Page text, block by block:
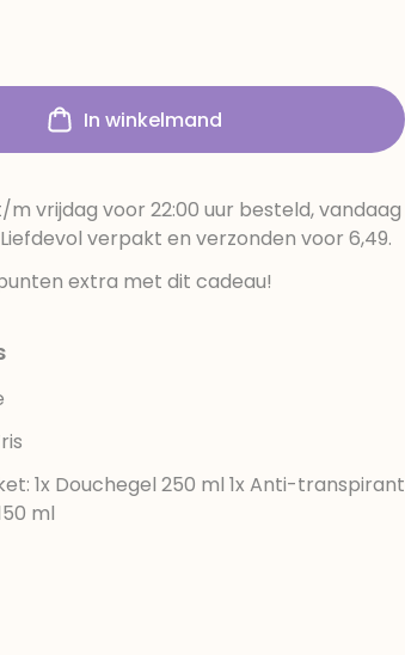
In winkelmand
m vrijdag voor 22:00 uur besteld, vandaag
verpakt en verzonden voor 6,49.
extra met dit cadeau!
1x Douchegel 250 ml 1x Anti-transpirant
ml